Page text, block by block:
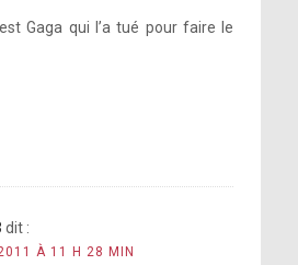
Gaga qui l’a tué pour faire le
dit :
À 11 H 28 MIN